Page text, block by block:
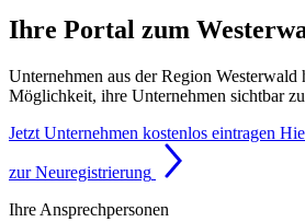
Ihre Portal zum
Unternehmen aus der Region Westerwald
Möglichkeit, ihre Unternehmen sichtbar
Jetzt Unternehmen kostenlos eintragen
zur Neuregistrierung
Ihre Ansprechpersonen